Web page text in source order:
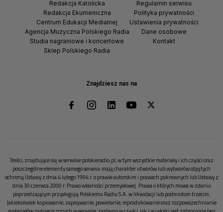
Znajdziesz nas na
Redakcja Katolicka
Redakcja Ekumeniczna
Centrum Edukacji Medialnej
Agencja Muzyczna Polskiego Radia
Studia nagraniowe i koncertowe
Sklep Polskiego Radia
Regulamin serwisu
Polityka prywatności
Ustawienia prywatności
Dane osobowe
Kontakt
Treści, znajdujące się w serwisie polskieradio.pl, w tym wszystkie materiały i ich części oraz
poszczególne elementy samego serwisu mają charakter utworów lub wytworów objętych
ochroną Ustawy z dnia 4 lutego 1994 r. o prawie autorskim i prawach pokrewnych lub Ustawy z
dnia 30 czerwca 2000 r. Prawo własności przemysłowej. Prawa o których mowa w zdaniu
poprzedzającym przysługują Polskiemu Radiu S.A. w likwidacji lub podmiotom trzecim.
Jakiekolwiek kopiowanie, zapisywanie, powielanie, reprodukowanie oraz rozpowszechnianie